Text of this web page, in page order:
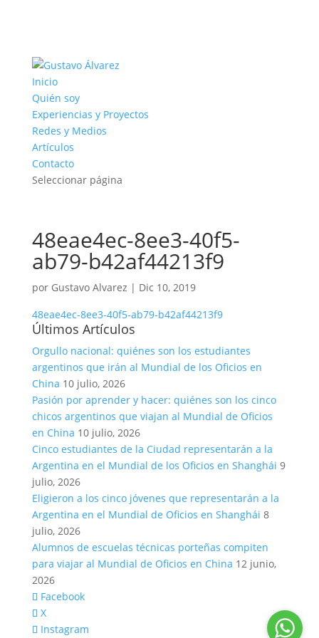
Inicio
Quién soy
Experiencias y Proyectos
Redes y Medios
Artículos
Contacto
Seleccionar página
48eae4ec-8ee3-40f5-
ab79-b42af44213f9
por Gustavo Alvarez | Dic 10, 2019
48eae4ec-8ee3-40f5-ab79-b42af44213f9
Últimos Artículos
Orgullo nacional: quiénes son los estudiantes
argentinos que irán al Mundial de los Oficios en
China 10 julio, 2026
Pasión por aprender y hacer: quiénes son los cinco
chicos argentinos que viajan al Mundial de Oficios
en China 10 julio, 2026
Cinco estudiantes de la Ciudad representarán a la
Argentina en el Mundial de los Oficios en Shanghái 9
julio, 2026
Eligieron a los cinco jóvenes que representarán a la
Argentina en el Mundial de Oficios en Shanghái 8
julio, 2026
Alumnos de escuelas técnicas porteñas compiten
para viajar al Mundial de Oficios en China 12 junio,
2026
Facebook
X
Instagram